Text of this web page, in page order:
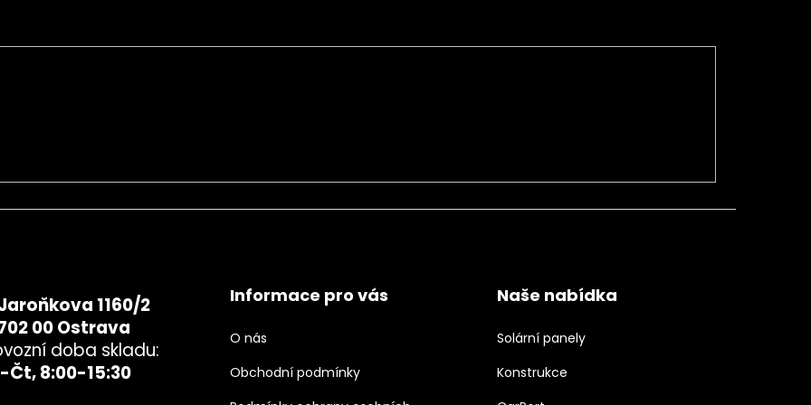
1160/2
00 Ostrava
doba skladu:
Čt, 8:00-15:30
Informace pro vás
O nás
Obchodní podmínky
Naše nabídka
Solární panely
Konstrukce